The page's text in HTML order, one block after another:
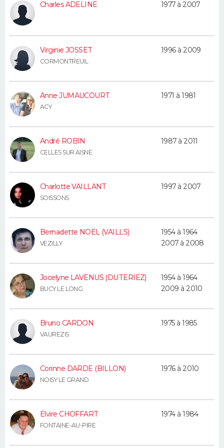
FORUM
Bricolage
Lifestyle
Culture
Sport
Auto
Television
Voyage
Cinema
Charles ADELINE 1977 à 2007
Virginie JOSSET
CORMONTREUIL
1996 à 2009
Anne JUMAUCOURT
ACY
1971 à 1981
André ROBIN
CELLES SUR AISNE
1987 à 2011
Charlotte VAILLANT
SOISSONS
1997 à 2007
Bernadette NOEL (VAILLS)
VEZILLY
1954 à 1964
2007 à 2008
Jocelyne LAVENUS (DUTERIEZ)
BUCY LE LONG
1954 à 1964
2009 à 2010
Bruno CARDON
VAUREZIS
1975 à 1985
Corinne DARDE (BILLON)
NOISY LE GRAND
1976 à 2010
Elvire CHOFFART
FONTAINE-AU-PIRE
1974 à 1984